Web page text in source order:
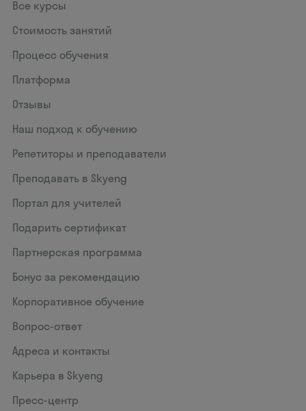
Все курсы
Стоимость занятий
Процесс обучения
Платформа
Отзывы
Наш подход к обучению
Репетиторы и преподаватели
Преподавать в Skyeng
Портал для учителей
Подарить сертификат
Партнерская программа
Бонус за рекомендацию
Корпоративное обучение
Вопрос-ответ
Адреса и контакты
Карьера в Skyeng
Пресс-центр